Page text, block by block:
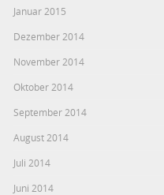
Januar 2015
Dezember 2014
November 2014
Oktober 2014
September 2014
August 2014
Juli 2014
Juni 2014